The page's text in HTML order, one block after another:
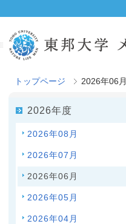
トップページ 2026年06月
2026年度
2026年08月
2026年07月
2026年06月
2026年05月
2026年04月